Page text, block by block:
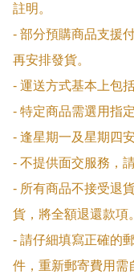
註明。
- 部分預購商品支援
再安排發貨。
- 運送方式基本上包
- 特定商品需選用指
- 逢星期一及星期四
- 不提供面交服務，
- 所有商品不接受退
貨，將全額退還款項。
- 請仔細填寫正確的
件，重新郵寄費用需